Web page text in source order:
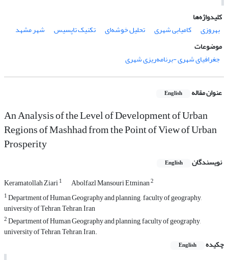
کلیدواژه‌ها
بهروزی
کامیابی شهری تحلیل خوشه‌ای تکنیک تاپسیس
شهر مشهد
موضوعات
جغرافیای شهری -برنامه‌ریزی شهری
عنوان مقاله English
An Analysis of the Level of Development of Urban
Regions of Mashhad from the Point of View of Urban
Prosperity
نویسندگان English
Keramatollah Ziari1 Abolfazl Mansouri Etminan2
1Department of Human Geography and planning , faculty of geography,
university of Tehran, Tehran, Iran
2Department of Human Geography and planning, faculty of geography,
university of Tehran, Tehran, Iran.
چکیده
English